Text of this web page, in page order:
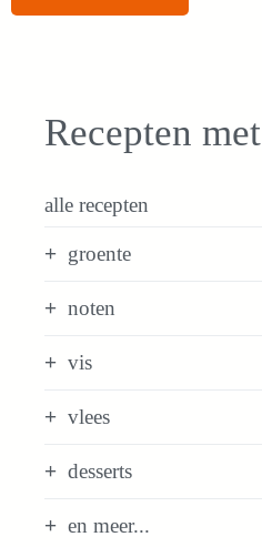
Recepten met
alle recepten
groente
noten
vis
vlees
desserts
en meer...